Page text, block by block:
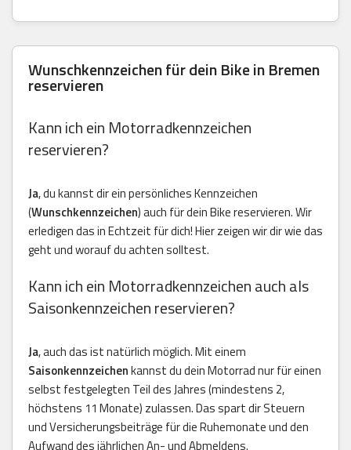
Wunschkennzeichen für dein Bike in Bremen
reservieren
Kann ich ein Motorradkennzeichen
reservieren?
Ja, du kannst dir ein persönliches Kennzeichen
(Wunschkennzeichen) auch für dein Bike reservieren. Wir
erledigen das in Echtzeit für dich! Hier zeigen wir dir wie das
geht und worauf du achten solltest.
Kann ich ein Motorradkennzeichen auch als
Saisonkennzeichen reservieren?
Ja, auch das ist natürlich möglich. Mit einem
Saisonkennzeichenkannst du dein Motorrad nur für einen
selbst festgelegten Teil des Jahres (mindestens 2,
höchstens 11 Monate) zulassen. Das spart dir Steuern
und Versicherungsbeiträge für die Ruhemonate und den
Aufwand des jährlichen An- und Abmeldens.